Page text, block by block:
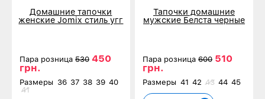
Домашние тапочки
женские Jomix стиль угг
Пара розница 530 450
грн.
Размеры 36 37 38 39 40
41
Тапочки домашние
мужские Белста черные
Пара розница600 510
грн.
Размеры 41 42 43 44 45